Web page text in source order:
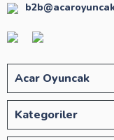
Acar Oyuncak
Kategoriler